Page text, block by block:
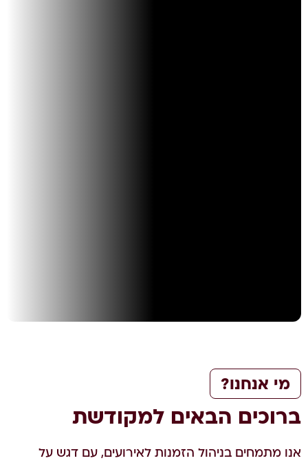
מי אנחנו?
ברוכים הבאים למקודשת
אנו מתמחים בניהול הזמנות לאירועים, עם דגש על